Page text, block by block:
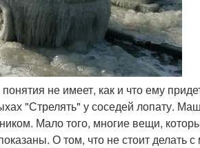
не имеет, как и что ему
"Стрелять" у соседей лопату.
Мало того, многие вещи,
О том, что не стоит делать